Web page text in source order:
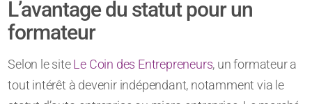
L’avantage du statut pour un
formateur
Selon le siteLe Coin des Entrepreneurs, un formateur a
tout intérêt à devenir indépendant, notamment via le